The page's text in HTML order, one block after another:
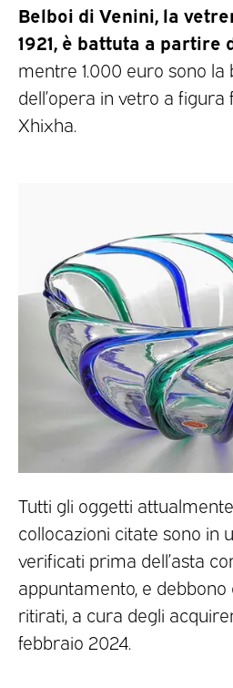
Belboi di Venini, la
1921, è battuta a partire
mentre 1.000 euro sono la
dell’opera in vetro a
Xhixha.
Tutti gli oggetti
collocazioni citate sono in
verificati prima dell’asta
appuntamento, e debbono
ritirati, a cura degli
febbraio 2024.